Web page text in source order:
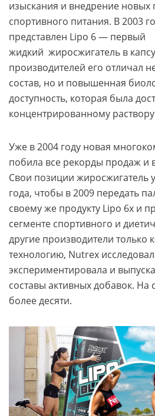
изыскания и внедрение новых
спортивного питания. В 2003
представлен Lipo 6 — первый
жидкий жиросжигатель в
производителей его отличал
состав, но и повышенная
доступность, которая была
концентрированному
Уже в 2004 году новая
побила все рекорды продаж и
Свои позиции жиросжигатель
года, чтобы в 2009 передать
своему же продукту Lipo 6x и
сегменте спортивного и
другие производители только
технологию, Nutrex
экспериментировала и
составы активных добавок.
более десяти.